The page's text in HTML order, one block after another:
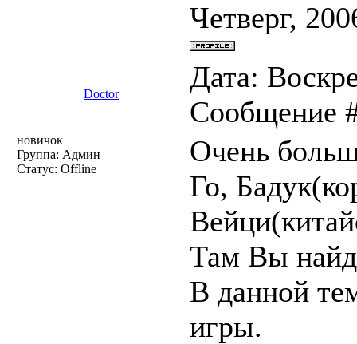
Четверг,
Doctor
Дата:
Сообщение
новичок
Группа: Админ
Статус: Offline
Очень
Го,
Там Вы
В данной
игры.